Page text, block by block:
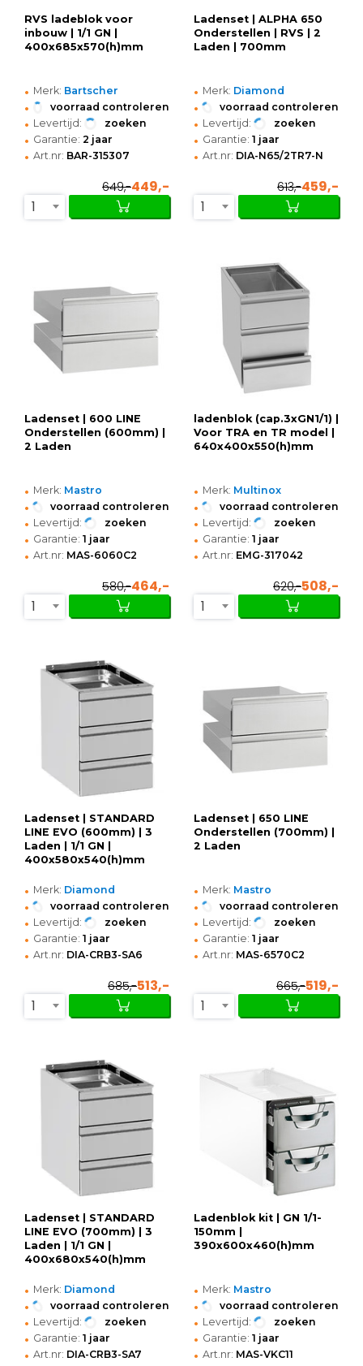
RVS ladeblok voor
inbouw | 1/1 GN |
400x685x570(h)mm
• Merk: Bartscher
• voorraad controleren
• Levertijd: zoeken
• Garantie: 2 jaar
• Art.nr: BAR-315307
649,-449,-
1
Ladenset | ALPHA 650
Onderstellen | RVS | 2
Laden | 700mm
• Merk: Diamond
• voorraad controleren
• Levertijd: zoeken
• Garantie: 1 jaar
• Art.nr: DIA-N65/2TR7-N
613,-459,-
1
Ladenset | 600 LINE
Onderstellen (600mm) |
2 Laden
• Merk: Mastro
• voorraad controleren
• Levertijd: zoeken
• Garantie: 1 jaar
• Art.nr: MAS-6060C2
580,-464,-
1
ladenblok (cap.3xGN1/1) |
Voor TRA en TR model |
640x400x550(h)mm
• Merk: Multinox
• voorraad controleren
• Levertijd: zoeken
• Garantie: 1 jaar
• Art.nr: EMG-317042
620,-508,-
1
Ladenset | STANDARD
LINE EVO (600mm) | 3
Laden | 1/1 GN |
400x580x540(h)mm
• Merk: Diamond
• voorraad controleren
• Levertijd: zoeken
• Garantie: 1 jaar
• Art.nr: DIA-CRB3-SA6
685,-513,-
1
Ladenset | 650 LINE
Onderstellen (700mm) |
2 Laden
• Merk: Mastro
• voorraad controleren
• Levertijd: zoeken
• Garantie: 1 jaar
• Art.nr: MAS-6570C2
665,-519,-
1
Ladenset | STANDARD
LINE EVO (700mm) | 3
Laden | 1/1 GN |
400x680x540(h)mm
• Merk: Diamond
• voorraad controleren
• Levertijd: zoeken
• Garantie: 1 jaar
• Art.nr: DIA-CRB3-SA7
Ladenblok kit | GN 1/1-
150mm |
390x600x460(h)mm
• Merk: Mastro
• voorraad controleren
• Levertijd: zoeken
• Garantie: 1 jaar
• Art.nr: MAS-VKC11